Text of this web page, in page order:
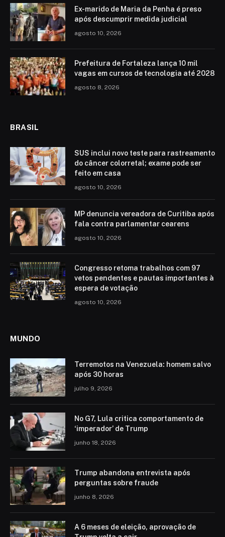
Ex-marido de Maria da Penha é preso
após descumprir medida judicial
agosto 10, 2026
Prefeitura de Fortaleza lança 10 mil
vagas em cursos de tecnologia até 2028
agosto 8, 2026
BRASIL
SUS inclui novo teste para rastreamento
do câncer colorretal; exame pode ser
feito em casa
agosto 10, 2026
MP denuncia vereadora de Curitiba após
fala contra parlamentar cearens
agosto 10, 2026
Congresso retoma trabalhos com 97
vetos pendentes e pautas importantes à
espera de votação
agosto 10, 2026
MUNDO
Terremotos na Venezuela: homem salvo
após 30 horas
julho 9, 2026
No G7, Lula critica comportamento de
‘imperador’ de Trump
junho 18, 2026
Trump abandona entrevista após
perguntas sobre fraude
junho 8, 2026
A 6 meses de eleição, aprovação de